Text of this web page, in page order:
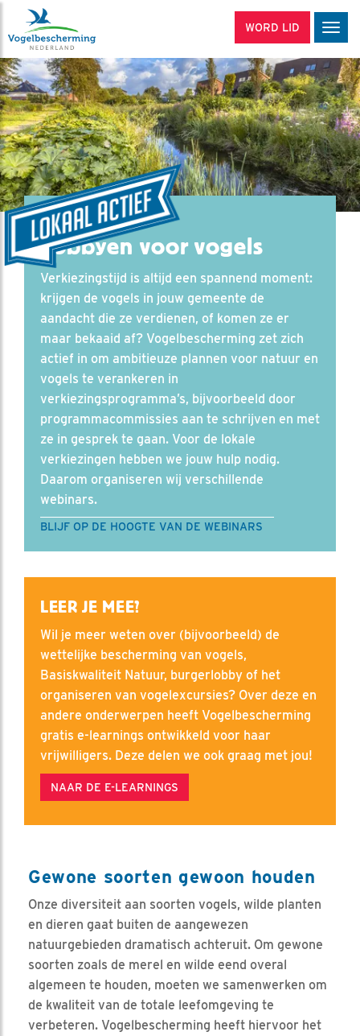
WORD LID
Lobbyen voor vogels
Verkiezingstijd is altijd een spannend moment:
krijgen de vogels in jouw gemeente de
aandacht die ze verdienen, of komen ze er
maar bekaaid af? Vogelbescherming zet zich
actief in om ambitieuze plannen voor natuur en
vogels te verankeren in
verkiezingsprogramma’s, bijvoorbeeld door
programmacommissies aan te schrijven en met
ze in gesprek te gaan. Voor de lokale
verkiezingen hebben we jouw hulp nodig.
Daarom organiseren wij verschillende
webinars.
BLIJF OP DE HOOGTE VAN DE WEBINARS
LEER JE MEE?
Wil je meer weten over (bijvoorbeeld) de
wettelijke bescherming van vogels,
Basiskwaliteit Natuur, burgerlobby of het
organiseren van vogelexcursies? Over deze en
andere onderwerpen heeft Vogelbescherming
gratis e-learnings ontwikkeld voor haar
vrijwilligers. Deze delen we ook graag met jou!
NAAR DE E-LEARNINGS
Gewone soorten gewoon houden
Onze diversiteit aan soorten vogels, wilde planten
en dieren gaat buiten de aangewezen
natuurgebieden dramatisch achteruit. Om gewone
soorten zoals de merel en wilde eend overal
algemeen te houden, moeten we samenwerken om
de kwaliteit van de totale leefomgeving te
verbeteren. Vogelbescherming heeft hiervoor het